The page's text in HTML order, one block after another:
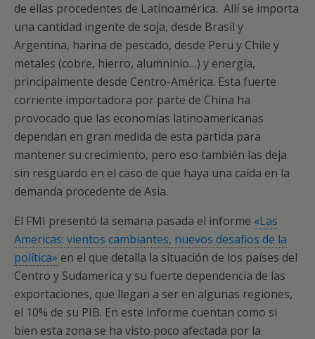
de ellas procedentes de Latinoamérica. Allí se importa
una cantidad ingente de soja, desde Brasil y
Argentina, harina de pescado, desde Peru y Chile y
metales (cobre, hierro, alumninio…) y energía,
principalmente desde Centro-América. Esta fuerte
corriente importadora por parte de China ha
provocado que las economías latinoamericanas
dependan en gran medida de esta partida para
mantener su crecimiento, pero eso también las deja
sin resguardo en el caso de que haya una caída en la
demanda procedente de Asia.
El FMI presentó la semana pasada el informe «Las
Americas: vientos cambiantes, nuevos desafios de la
política» en el que detalla la situación de los países del
Centro y Sudamerica y su fuerte dependencia de las
exportaciones, que llegan a ser en algunas regiones,
el 10% de su PIB. En este informe cuentan como si
bien esta zona se ha visto poco afectada por la